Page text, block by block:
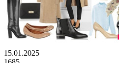
15.01.2025